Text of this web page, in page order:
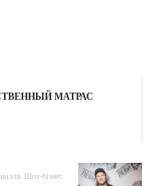
МАТРАС
Шоу-бізнес